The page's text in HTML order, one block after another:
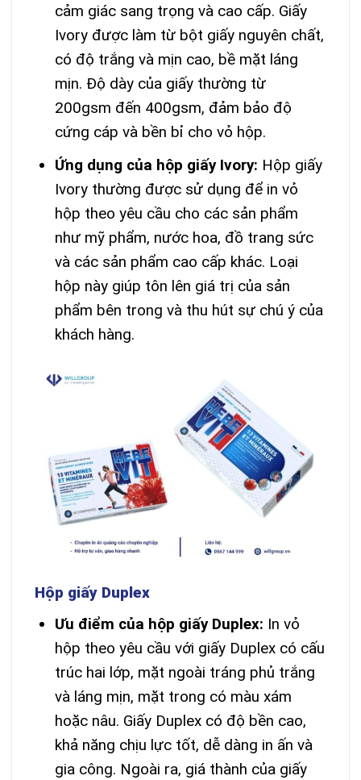
cảm giác sang trọng và cao cấp. Giấy
Ivory được làm từ bột giấy nguyên chất,
có độ trắng và mịn cao, bề mặt láng
mịn. Độ dày của giấy thường từ
200gsm đến 400gsm, đảm bảo độ
cứng cáp và bền bỉ cho vỏ hộp.
Ứng dụng của hộp giấy Ivory: Hộp giấy
Ivory thường được sử dụng để in vỏ
hộp theo yêu cầu cho các sản phẩm
như mỹ phẩm, nước hoa, đồ trang sức
và các sản phẩm cao cấp khác. Loại
hộp này giúp tôn lên giá trị của sản
phẩm bên trong và thu hút sự chú ý của
khách hàng.
Hộp giấy Duplex
Ưu điểm của hộp giấy Duplex: In vỏ
hộp theo yêu cầu với giấy Duplex có cấu
trúc hai lớp, mặt ngoài tráng phủ trắng
và láng mịn, mặt trong có màu xám
hoặc nâu. Giấy Duplex có độ bền cao,
khả năng chịu lực tốt, dễ dàng in ấn và
gia công. Ngoài ra, giá thành của giấy